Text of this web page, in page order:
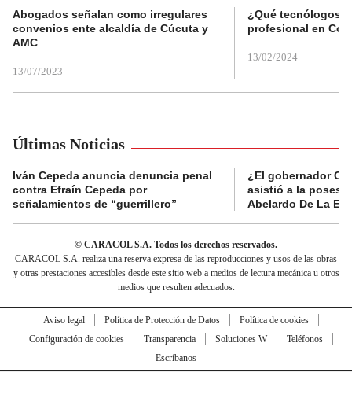
Abogados señalan como irregulares
convenios ente alcaldía de Cúcuta y
AMC
13/07/2023
¿Qué tecnólogos
profesional en
13/02/2024
Últimas Noticias
Iván Cepeda anuncia denuncia penal
contra Efraín Cepeda por
señalamientos de “guerrillero”
¿El gobernador
asistió a la
Abelardo De La
© CARACOL S.A. Todos los derechos reservados.
CARACOL S.A. realiza una reserva expresa de las reproducciones y usos de las obras
y otras prestaciones accesibles desde este sitio web a medios de lectura mecánica u otros
medios que resulten adecuados.
Aviso legal Política de Protección de Datos
Política de cookies
Configuración de cookies
Transparencia Soluciones W
Teléfonos
Escríbanos